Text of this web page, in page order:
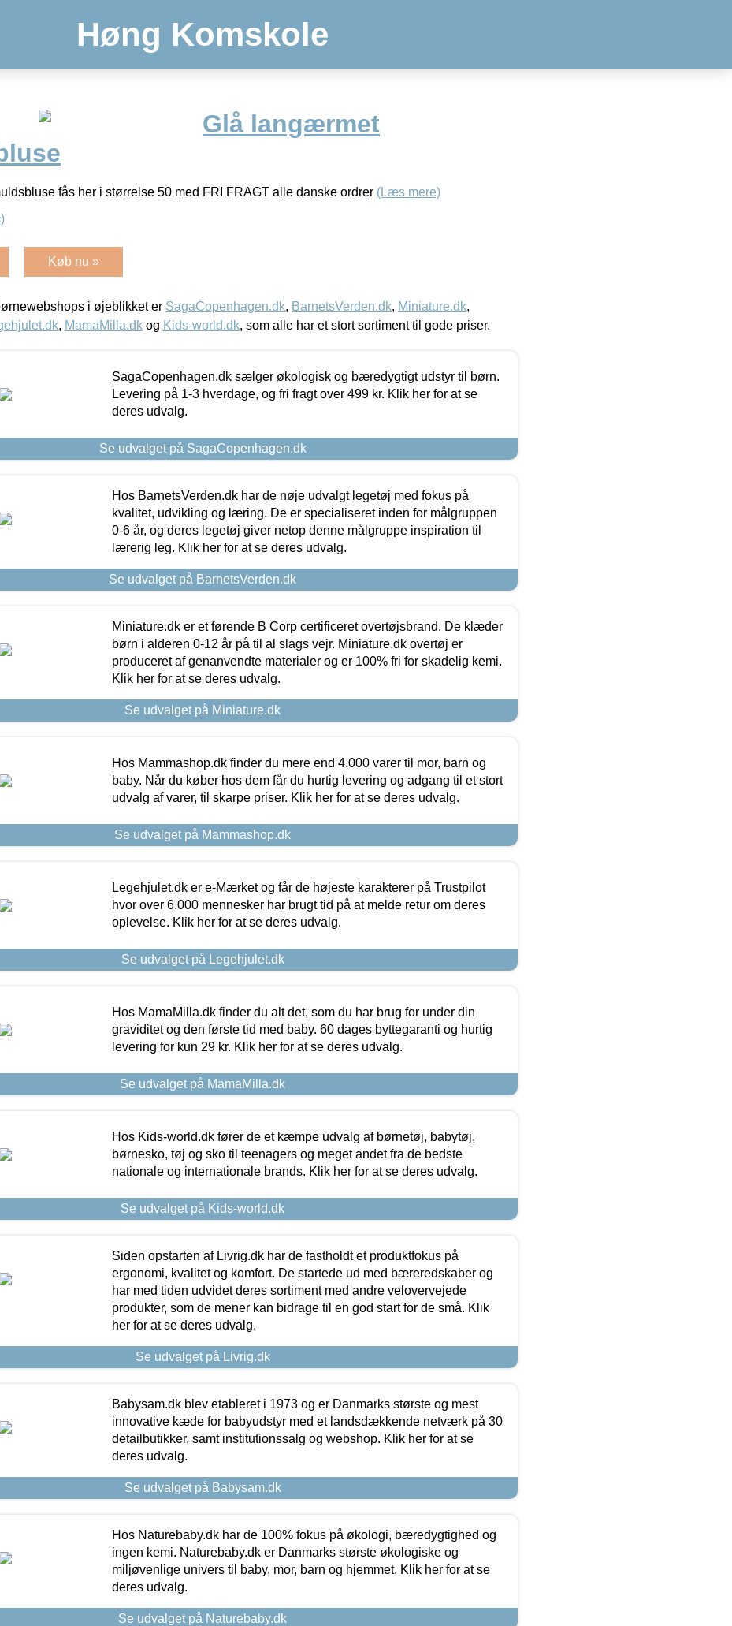
Høng Komskole
Glå langærmet
fås her i størrelse 50 med FRI FRAGT alle danske ordrer (Læs mere)
Køb nu »
i øjeblikket er SagaCopenhagen.dk, BarnetsVerden.dk, Miniature.dk,
, MamaMilla.dk og Kids-world.dk, som alle har et stort sortiment til gode priser.
SagaCopenhagen.dk sælger økologisk og bæredygtigt udstyr til børn.
Levering på 1-3 hverdage, og fri fragt over 499 kr. Klik her for at se
deres udvalg.
Se udvalget på SagaCopenhagen.dk
Hos BarnetsVerden.dk har de nøje udvalgt legetøj med fokus på
kvalitet, udvikling og læring. De er specialiseret inden for målgruppen
0-6 år, og deres legetøj giver netop denne målgruppe inspiration til
lærerig leg. Klik her for at se deres udvalg.
Se udvalget på BarnetsVerden.dk
Miniature.dk er et førende B Corp certificeret overtøjsbrand. De klæder
børn i alderen 0-12 år på til al slags vejr. Miniature.dk overtøj er
produceret af genanvendte materialer og er 100% fri for skadelig kemi.
Klik her for at se deres udvalg.
Se udvalget på Miniature.dk
Hos Mammashop.dk finder du mere end 4.000 varer til mor, barn og
baby. Når du køber hos dem får du hurtig levering og adgang til et stort
udvalg af varer, til skarpe priser. Klik her for at se deres udvalg.
Se udvalget på Mammashop.dk
Legehjulet.dk er e-Mærket og får de højeste karakterer på Trustpilot
hvor over 6.000 mennesker har brugt tid på at melde retur om deres
oplevelse. Klik her for at se deres udvalg.
Se udvalget på Legehjulet.dk
Hos MamaMilla.dk finder du alt det, som du har brug for under din
graviditet og den første tid med baby. 60 dages byttegaranti og hurtig
levering for kun 29 kr. Klik her for at se deres udvalg.
Se udvalget på MamaMilla.dk
Hos Kids-world.dk fører de et kæmpe udvalg af børnetøj, babytøj,
børnesko, tøj og sko til teenagers og meget andet fra de bedste
nationale og internationale brands. Klik her for at se deres udvalg.
Se udvalget på Kids-world.dk
Siden opstarten af Livrig.dk har de fastholdt et produktfokus på
ergonomi, kvalitet og komfort. De startede ud med bæreredskaber og
har med tiden udvidet deres sortiment med andre velovervejede
produkter, som de mener kan bidrage til en god start for de små. Klik
her for at se deres udvalg.
Se udvalget på Livrig.dk
Babysam.dk blev etableret i 1973 og er Danmarks største og mest
innovative kæde for babyudstyr med et landsdækkende netværk på 30
detailbutikker, samt institutionssalg og webshop. Klik her for at se
deres udvalg.
Se udvalget på Babysam.dk
Hos Naturebaby.dk har de 100% fokus på økologi, bæredygtighed og
ingen kemi. Naturebaby.dk er Danmarks største økologiske og
miljøvenlige univers til baby, mor, barn og hjemmet. Klik her for at se
deres udvalg.
Se udvalget på Naturebaby.dk